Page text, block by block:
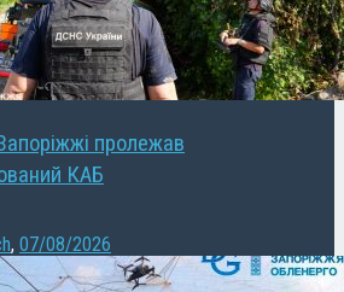
пролежав
КАБ
, 07/08/2026